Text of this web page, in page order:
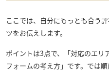
ここでは、自分にもっとも合う
ツをお伝えします。
ポイントは3点で、「対応のエリ
フォームの考え方」です。では順